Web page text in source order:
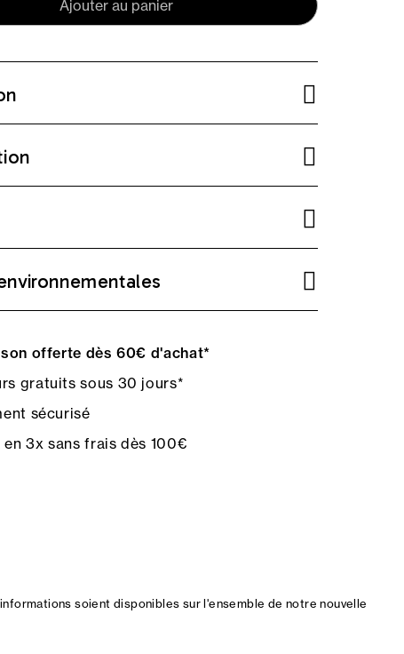
Ajouter au panier
offerte dès 60€ d'achat*
gratuits sous 30 jours*
sécurisé
3x sans frais dès 100€
soient disponibles sur l'ensemble de notre nouvelle